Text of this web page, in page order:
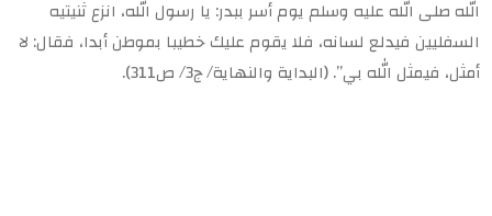
الله صلى الله عليه وسلم يوم أسر ببدر: يا رسول الله، انزع ثنيتيه
السفليين فيدلع لسانه، فلا يقوم عليك خطيبا بموطن أبدا، فقال: لا
أمثل، فيمثل الله بي”. (البداية والنهاية/ ج3/ ص311).